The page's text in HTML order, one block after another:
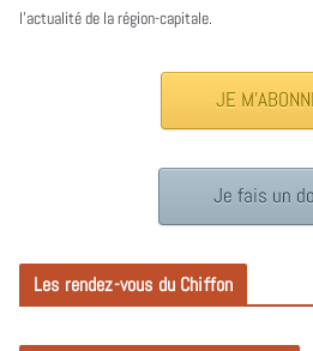
l’actualité de la région-capitale.
JE
Je fais un
Les rendez-vous du Chiffon